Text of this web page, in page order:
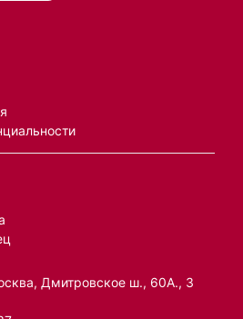
Дмитровское ш., 60А., 3